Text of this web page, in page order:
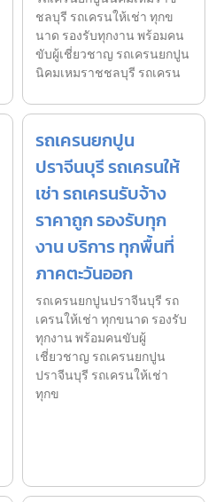
ชลบุรี รถเครนให้เช่า ทุกข
นาด รองรับทุกงาน พร้อมคน
ขับผู้เชี่ยวชาญ รถเครนยกปูน
นิคมเหมราชชลบุรี รถเครน
รถเครนยกปูน
ปราจีนบุรี รถเครนให้
เช่า รถเครนรับจ้าง
ราคาถูก รองรับทุก
งาน บริการ ทุกพื้นที่
ภาคตะวันออก
รถเครนยกปูนปราจีนบุรี รถ
เครนให้เช่า ทุกขนาด รองรับ
ทุกงาน พร้อมคนขับผู้
เชี่ยวชาญ รถเครนยกปูน
ปราจีนบุรี รถเครนให้เช่า
ทุกข